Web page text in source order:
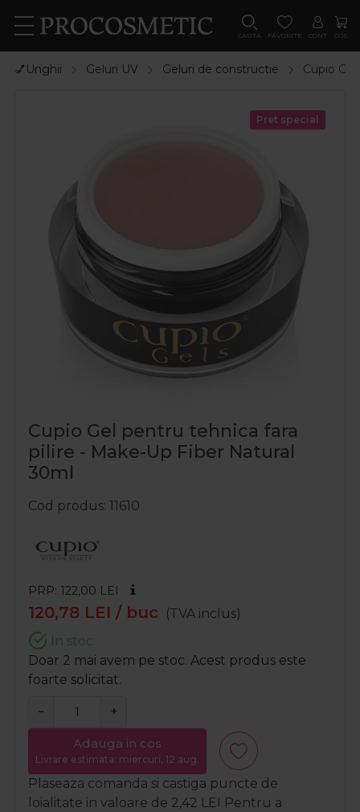
CAUTA FAVORITE CONT COS
💅Unghii Geluri UV Geluri de constructie Cupio
Pret special
Cupio Gel pentru tehnica fara
pilire - Make-Up Fiber Natural
30ml
Cod produs 11610
PRP: 122,00 LEI
120,78 LEI / buc
(TVA inclus)
In stoc
Doar 2 mai avem pe stoc. Acest produs este
foarte solicitat.
− +
Adauga in cos
Livrare estimata: miercuri, 12 aug.
Plaseaza comanda si castiga puncte de
loialitate in valoare de 2,42 LEI Pentru a